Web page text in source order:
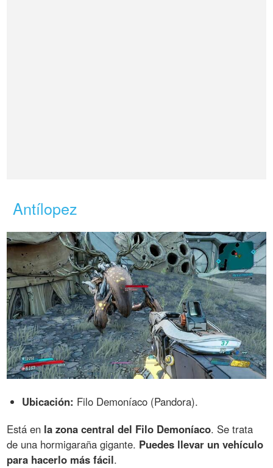
Antílopez
Ubicación: Filo Demoníaco (Pandora).
Está en la zona central del Filo Demoníaco. Se trata
de una hormigaraña gigante. Puedes llevar un vehículo
para hacerlo más fácil.